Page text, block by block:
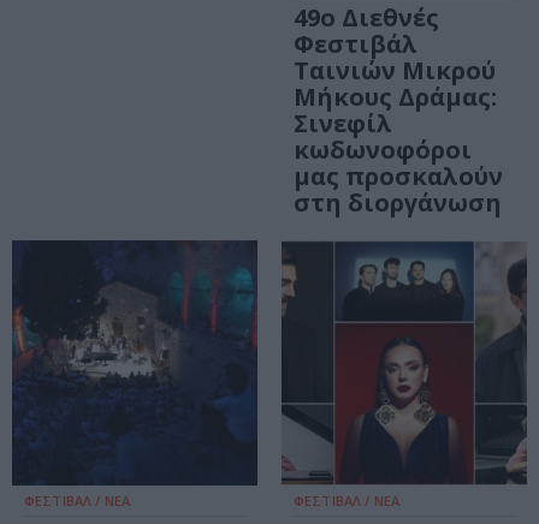
49ο Διεθνές
Φεστιβάλ
Ταινιών Μικρού
Μήκους Δράμας:
Σινεφίλ
κωδωνοφόροι
μας προσκαλούν
στη διοργάνωση
ΦΕΣΤΙΒΑΛ / ΝΕΑ ΦΕΣΤΙΒΑΛ / ΝΕΑ